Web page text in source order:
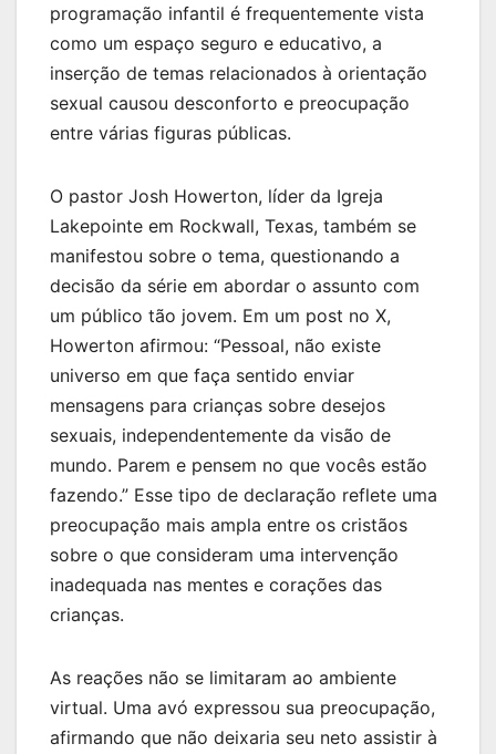
programação infantil é frequentemente vista
como um espaço seguro e educativo, a
inserção de temas relacionados à orientação
sexual causou desconforto e preocupação
entre várias figuras públicas.
O pastor Josh Howerton, líder da Igreja
Lakepointe em Rockwall, Texas, também se
manifestou sobre o tema, questionando a
decisão da série em abordar o assunto com
um público tão jovem. Em um post no X,
Howerton afirmou: “Pessoal, não existe
universo em que faça sentido enviar
mensagens para crianças sobre desejos
sexuais, independentemente da visão de
mundo. Parem e pensem no que vocês estão
fazendo.” Esse tipo de declaração reflete uma
preocupação mais ampla entre os cristãos
sobre o que consideram uma intervenção
inadequada nas mentes e corações das
crianças.
As reações não se limitaram ao ambiente
virtual. Uma avó expressou sua preocupação,
afirmando que não deixaria seu neto assistir à